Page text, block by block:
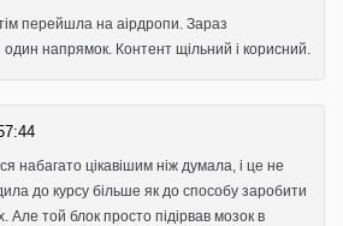
перейшла на аірдропи. Зараз
напрямок. Контент щільний і корисний.
набагато цікавішим ніж думала, і це не
до курсу більше як до способу заробити
Але той блок просто підірвав мозок в